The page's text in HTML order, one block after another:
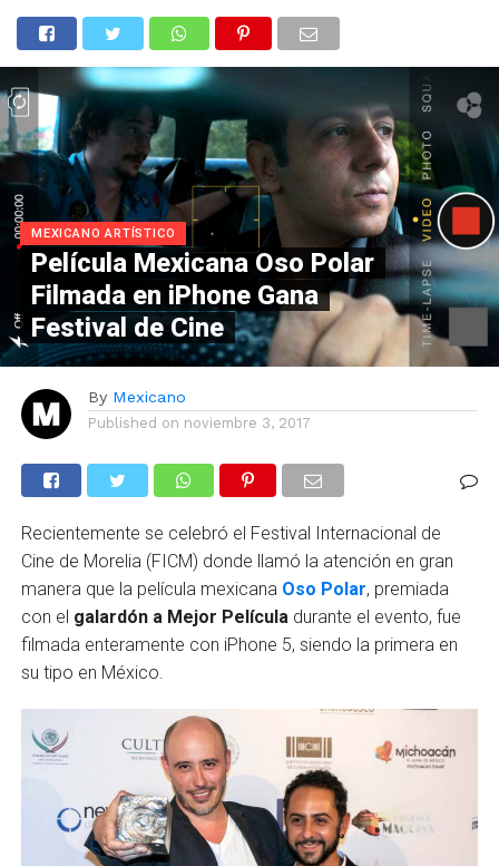
MEXICANO ARTÍSTICO
Película Mexicana Oso Polar
Filmada en iPhone Gana
Festival de Cine
By Mexicano
Published on noviembre 3, 2017
Recientemente se celebró el Festival Internacional de
Cine de Morelia (FICM) donde llamó la atención en gran
manera que la película mexicana Oso Polar, premiada
con el galardón a Mejor Películadurante el evento, fue
filmada enteramente con iPhone 5, siendo la primera en
su tipo en México.